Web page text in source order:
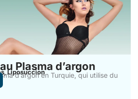
Plasma d’argon
, Liposuccion
d’argon en Turquie, qui utilise du